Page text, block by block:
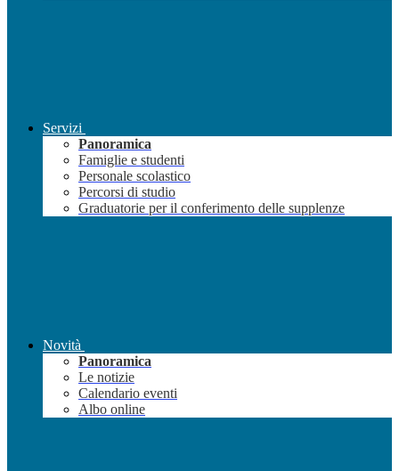
Servizi
Panoramica
Famiglie e studenti
Personale scolastico
Percorsi di studio
Graduatorie per il conferimento delle supplenze
Novità
Panoramica
Le notizie
Calendario eventi
Albo online